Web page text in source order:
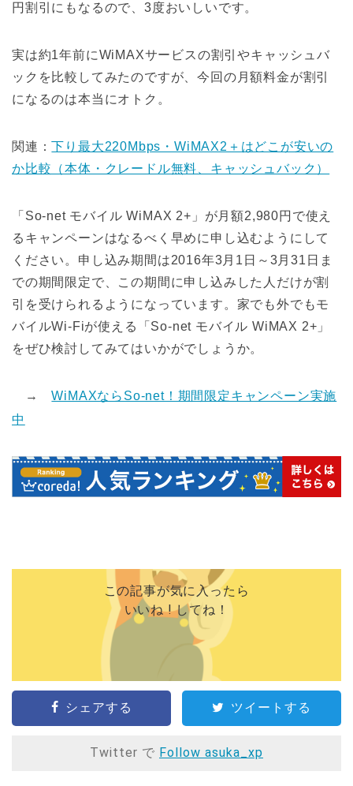
円割引にもなるので、3度おいしいです。
実は約1年前にWiMAXサービスの割引やキャッシュバ
ックを比較してみたのですが、今回の月額料金が割引
になるのは本当にオトク。
関連：下り最大220Mbps・WiMAX2＋はどこが安いの
か比較（本体・クレードル無料、キャッシュバック）
「So-net モバイル WiMAX 2+」が月額2,980円で使え
るキャンペーンはなるべく早めに申し込むようにして
ください。申し込み期間は2016年3月1日～3月31日ま
での期間限定で、この期間に申し込みした人だけが割
引を受けられるようになっています。家でも外でもモ
バイルWi-Fiが使える「So-net モバイル WiMAX 2+」
をぜひ検討してみてはいかがでしょうか。
→WiMAXならSo-net！期間限定キャンペーン実施
中
この記事が気に入ったら
いいね ! してね！
シェアする ツイートする
Twitter で Follow asuka_xp